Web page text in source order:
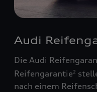
Audi
Die Audi
Reifengarantie2
nach einem